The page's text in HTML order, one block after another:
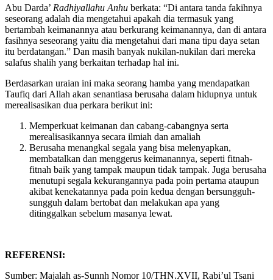
Abu Darda’Radhiyallahu Anhu berkata: “Di antara tanda fakihnya
seseorang adalah dia mengetahui apakah dia termasuk yang
bertambah keimanannya atau berkurang keimanannya, dan di antara
fasihnya seseorang yaitu dia mengetahui dari mana tipu daya setan
itu berdatangan.” Dan masih banyak nukilan-nukilan dari mereka
Berdasarkan uraian ini maka seorang hamba yang mendapatkan
Taufiq dari Allah akan senantiasa berusaha dalam hidupnya untuk
Memperkuat keimanan dan cabang-cabangnya serta
merealisasikannya secara ilmiah dan amaliah
Berusaha menangkal segala yang bisa melenyapkan,
membatalkan dan menggerus keimanannya, seperti fitnah-
fitnah baik yang tampak maupun tidak tampak. Juga berusaha
menutupi segala kekurangannya pada poin pertama ataupun
akibat kenekatannya pada poin kedua dengan bersungguh-
sungguh dalam bertobat dan melakukan apa yang